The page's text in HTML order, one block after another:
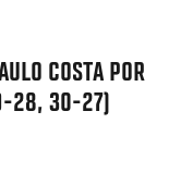
COSTA POR
28, 30-27)